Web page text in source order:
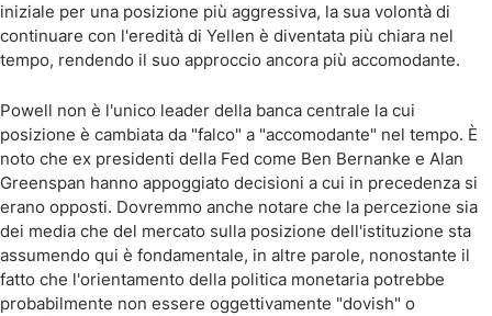
iniziale per una posizione più aggressiva, la sua volontà di
continuare con l'eredità di Yellen è diventata più chiara nel
tempo, rendendo il suo approccio ancora più accomodante.
Powell non è l'unico leader della banca centrale la cui
posizione è cambiata da "falco" a "accomodante" nel tempo. È
noto che ex presidenti della Fed come Ben Bernanke e Alan
Greenspan hanno appoggiato decisioni a cui in precedenza si
erano opposti. Dovremmo anche notare che la percezione sia
dei media che del mercato sulla posizione dell'istituzione sta
assumendo qui è fondamentale, in altre parole, nonostante il
fatto che l'orientamento della politica monetaria potrebbe
probabilmente non essere oggettivamente "dovish" o